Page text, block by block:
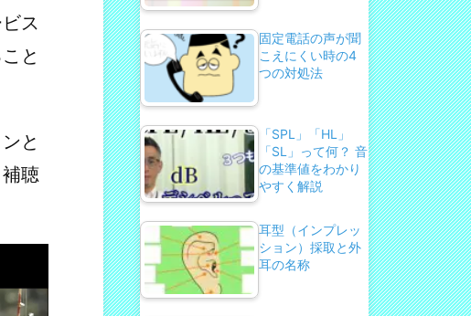
ス
と
と
聴
固定電話の声が聞
こえにくい時の4
つの対処法
「SPL」「HL」
「SL」って何？ 音
の基準値をわかり
やすく解説
耳型（インプレッ
ション）採取と外
耳の名称